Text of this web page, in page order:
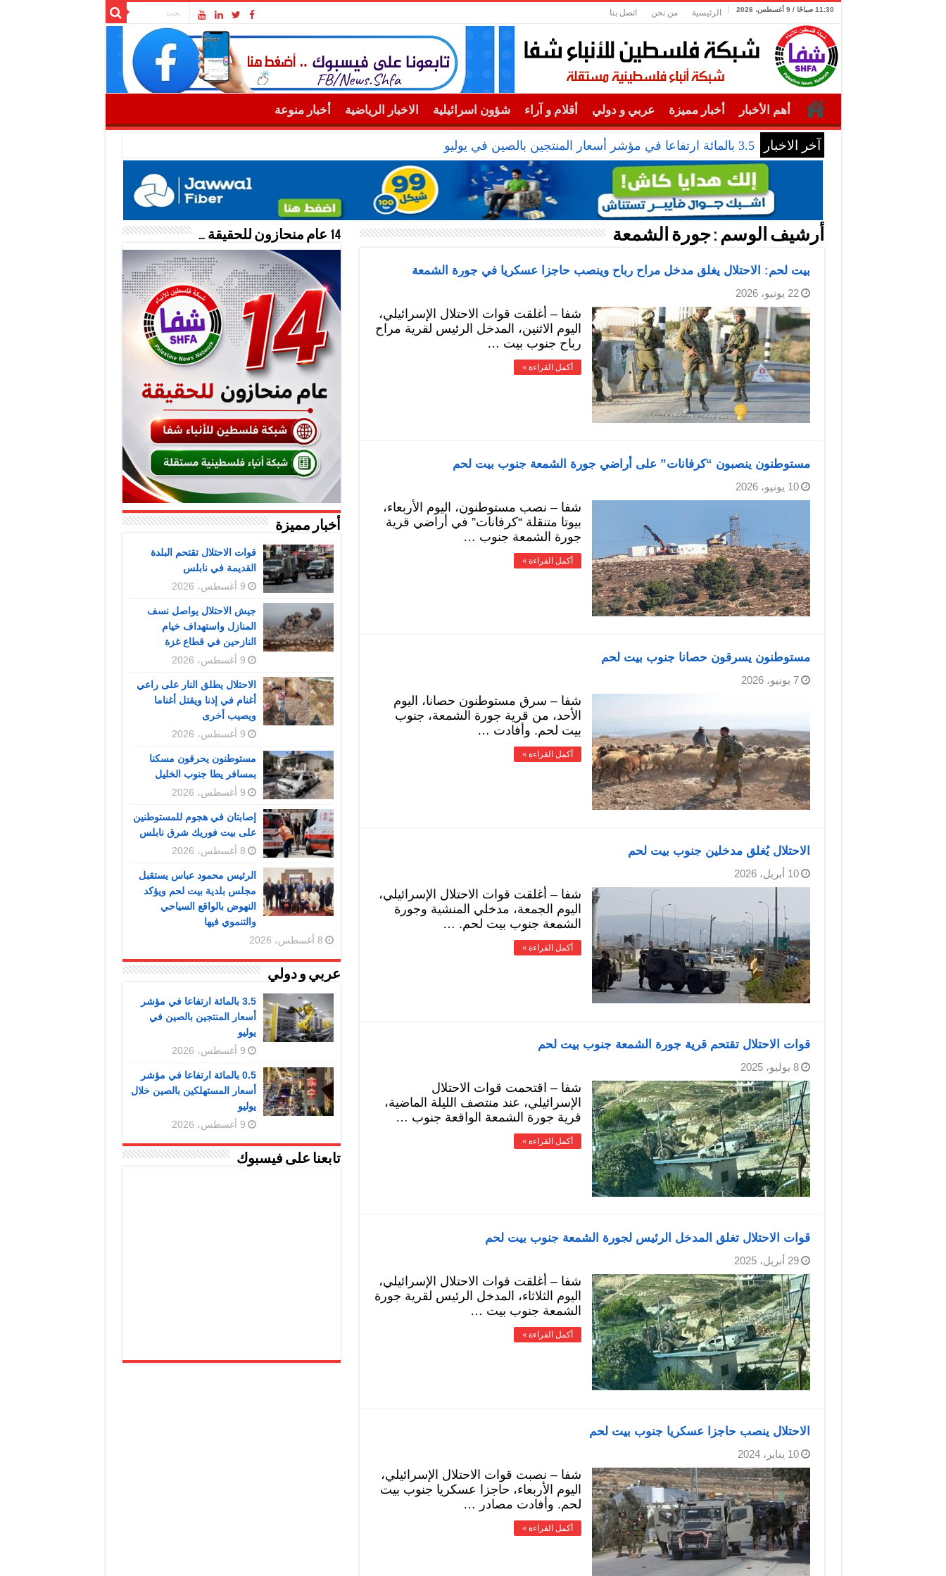
11:30 صباحًا / 9 أغسطس، 2026 الرئيسية من نحن اتصل بنا
أهم الأخبار أخبار مميزة عربي و دولي أقلام و آراء شؤون اسرائيلية الاخبار الرياضية أخبار منوعة
آخر الاخبار 3.5 بالمائة ارتفاعا في مؤشر أسعار المنتجين بالصين في يوليو
أرشيف الوسم :جورة الشمعة
بيت لحم: الاحتلال يغلق مدخل مراح رباح وينصب حاجزا عسكريا في جورة الشمعة
22 يونيو، 2026
شفا – أغلقت قوات الاحتلال الإسرائيلي،
اليوم الاثنين، المدخل الرئيس لقرية مراح
رباح جنوب بيت …
أكمل القراءة »
مستوطنون ينصبون “كرفانات” على أراضي جورة الشمعة جنوب بيت لحم
10 يونيو، 2026
شفا – نصب مستوطنون، اليوم الأربعاء،
بيوتا متنقلة “كرفانات” في أراضي قرية
جورة الشمعة جنوب …
أكمل القراءة »
مستوطنون يسرقون حصانا جنوب بيت لحم
7 يونيو، 2026
شفا – سرق مستوطنون حصانا، اليوم
الأحد، من قرية جورة الشمعة، جنوب
بيت لحم. وأفادت …
أكمل القراءة »
الاحتلال يُغلق مدخلين جنوب بيت لحم
10 أبريل، 2026
شفا – أغلقت قوات الاحتلال الإسرائيلي،
اليوم الجمعة، مدخلي المنشية وجورة
الشمعة جنوب بيت لحم. …
أكمل القراءة »
قوات الاحتلال تقتحم قرية جورة الشمعة جنوب بيت لحم
8 يوليو، 2025
شفا – اقتحمت قوات الاحتلال
الإسرائيلي، عند منتصف الليلة الماضية،
قرية جورة الشمعة الواقعة جنوب …
أكمل القراءة »
قوات الاحتلال تغلق المدخل الرئيس لجورة الشمعة جنوب بيت لحم
29 أبريل، 2025
شفا – أغلقت قوات الاحتلال الإسرائيلي،
اليوم الثلاثاء، المدخل الرئيس لقرية جورة
الشمعة جنوب بيت …
أكمل القراءة »
الاحتلال ينصب حاجزا عسكريا جنوب بيت لحم
10 يناير، 2024
شفا – نصبت قوات الاحتلال الإسرائيلي،
اليوم الأربعاء، حاجزا عسكريا جنوب بيت
لحم. وأفادت مصادر …
أكمل القراءة »
14 عام منحازون للحقيقة …
أخبار مميزة
قوات الاحتلال تقتحم البلدة
القديمة في نابلس
9 أغسطس، 2026
جيش الاحتلال يواصل نسف
المنازل واستهداف خيام
النازحين في قطاع غزة
9 أغسطس، 2026
الاحتلال يطلق النار على راعي
أغنام في إذنا ويقتل أغناما
ويصيب أخرى
9 أغسطس، 2026
مستوطنون يحرقون مسكنا
بمسافر يطا جنوب الخليل
9 أغسطس، 2026
إصابتان في هجوم للمستوطنين
على بيت فوريك شرق نابلس
8 أغسطس، 2026
الرئيس محمود عباس يستقبل
مجلس بلدية بيت لحم ويؤكد
النهوض بالواقع السياحي
والتنموي فيها
8 أغسطس، 2026
عربي و دولي
3.5 بالمائة ارتفاعا في مؤشر
أسعار المنتجين بالصين في
يوليو
9 أغسطس، 2026
0.5 بالمائة ارتفاعا في مؤشر
أسعار المستهلكين بالصين خلال
يوليو
9 أغسطس، 2026
تابعنا على فيسبوك